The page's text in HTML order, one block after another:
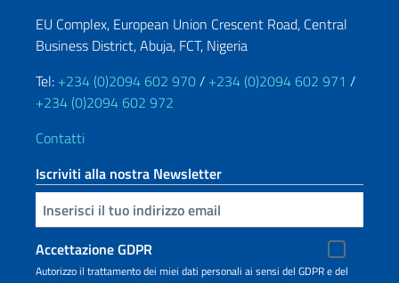
EU Complex, European Union Crescent Road, Central
Business District, Abuja, FCT, Nigeria
Tel: +234 (0)2094 602 970/ +234 (0)2094 602 971 /
+234 (0)2094 602 972
Contatti
Iscriviti alla nostra Newsletter
Inserisci la tua email
Accettazione GDPR
Autorizzo il trattamento dei miei dati personali ai sensi del GDPR e del